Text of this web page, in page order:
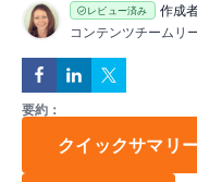
レビュー済み 作成
コンテンツチームリ
要約：
クイックサマリ